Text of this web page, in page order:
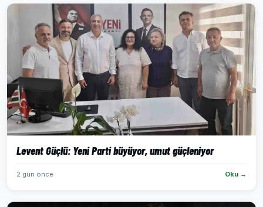
Levent Güçlü: Yeni Parti büyüyor, umut güçleniyor
2 gün önce Oku →